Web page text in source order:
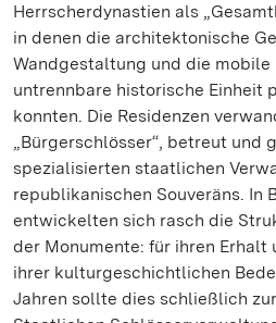
Herrscherdynastien als
in denen die architektonische
Wandgestaltung und die mobile
untrennbare historische Einheit
konnten. Die Residenzen
„Bürgerschlösser“, betreut und
spezialisierten staatlichen
republikanischen Souveräns. In
entwickelten sich rasch die
der Monumente: für ihren
ihrer kulturgeschichtlichen
Jahren sollte dies schließlich